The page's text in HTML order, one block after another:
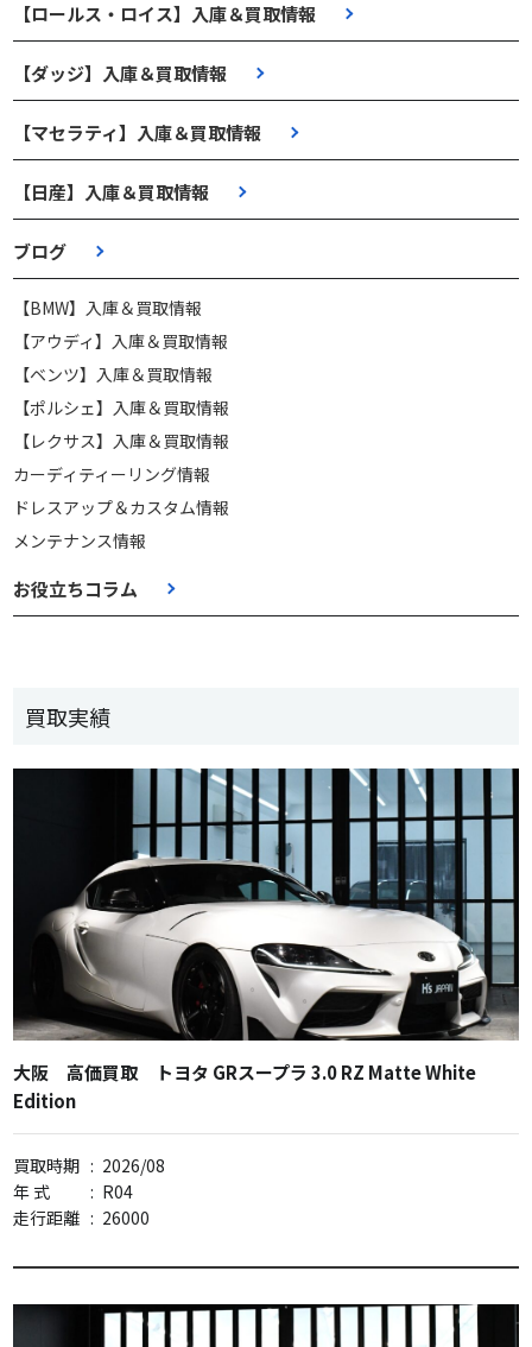
【ロールス・ロイス】入庫＆買取情報
【ダッジ】入庫＆買取情報
【マセラティ】入庫＆買取情報
【日産】入庫＆買取情報
ブログ
【BMW】入庫＆買取情報
【アウディ】入庫＆買取情報
【ベンツ】入庫＆買取情報
【ポルシェ】入庫＆買取情報
【レクサス】入庫＆買取情報
カーディティーリング情報
ドレスアップ＆カスタム情報
メンテナンス情報
お役立ちコラム
買取実績
大阪 高価買取 トヨタ GRスープラ 3.0 RZ Matte White
Edition
買取時期 : 2026/08
年 式
: R04
走行距離 : 26000